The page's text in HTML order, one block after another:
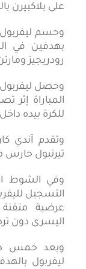
على بلاكبيرن
وحسم ليفربول
بهدفين في
رودريجيز
المباراة
للكرة بيده
وتقدم آندي
تيرنبول
وفي الشوط
عرضية
اليسرى دون
وبعد خمس
ليفربول